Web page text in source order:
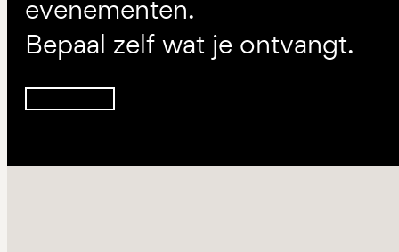
evenementen.
Bepaal zelf wat je ontvangt.